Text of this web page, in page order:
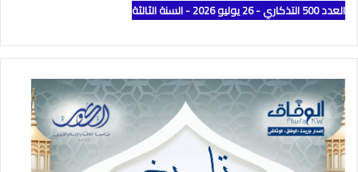
العدد 500 التذكاري - 26 يوليو 2026 - السنة الثالثة